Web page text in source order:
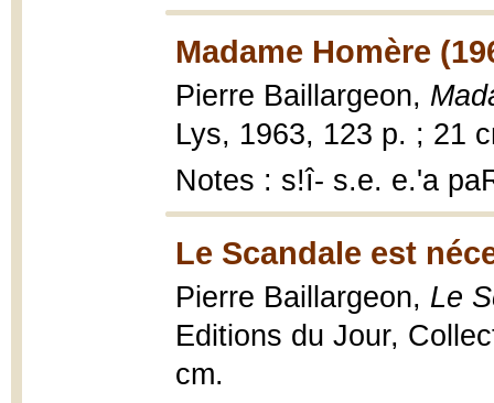
Madame Homère
Pierre Baillargeon,
Lys, 1963, 123 p. ; 21
Notes : s!î- s.e. e.'a
Le Scandale est
Pierre Baillargeon, Le
Editions du Jour,
cm.